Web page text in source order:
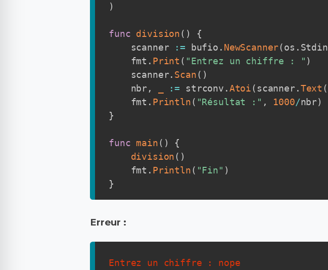
)
func division( )
{
    scanner
:= bufio . NewScanner(os . Stdin
    fmt
. Print ( "Entrez un chiffre : " )
    scanner
. Scan( )
    nbr
, := strconv .Atoi( scanner.Text (
    fmt
. Println( "Résultat :" , 1000/nbr)
}
func main( )
{
division( )
    fmt
. Println( "Fin" )
}
Erreur :
Entrez un chiffre : nope